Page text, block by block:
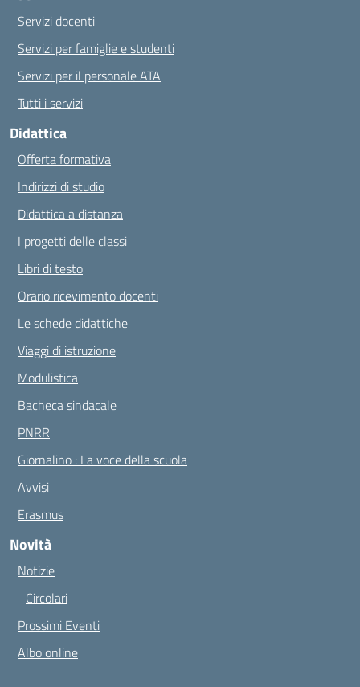
Servizi docenti
Servizi per famiglie e studenti
Servizi per il personale ATA
Tutti i servizi
Didattica
Offerta formativa
Indirizzi di studio
Didattica a distanza
I progetti delle classi
Libri di testo
Orario ricevimento docenti
Le schede didattiche
Viaggi di istruzione
Modulistica
Bacheca sindacale
PNRR
Giornalino : La voce della scuola
Avvisi
Erasmus
Novità
Notizie
Circolari
Prossimi Eventi
Albo online